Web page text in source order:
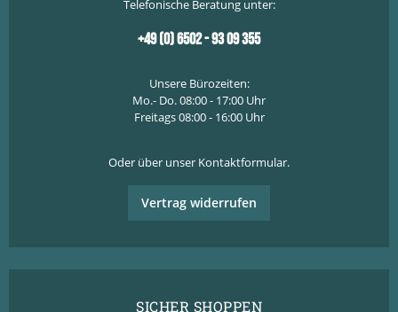
Telefonische Beratung unter:
+49 (0) 6502 - 93 09 355
Unsere Bürozeiten:
Mo.- Do. 08:00 - 17:00 Uhr
Freitags 08:00 - 16:00 Uhr
Oder über unser Kontaktformular.
Vertrag widerrufen
SICHER SHOPPEN